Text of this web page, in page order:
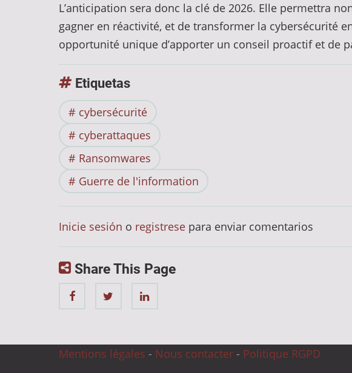
L’anticipation sera donc la clé de 2026. Elle permettra
gagner en réactivité, et de transformer la cybersécurité
opportunité unique d’apporter un conseil proactif et de
Etiquetas
cybersécurité
cyberattaques
Ransomwares
Guerre de l'information
Inicie sesión o registrese para enviar comentarios
Share This Page
Mentions légales - Nous contacter - Politique RGPD